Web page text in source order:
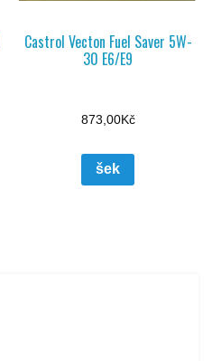
Castrol Vecton Fuel Saver 5W-
30 E6/E9
873,00Kč
šek